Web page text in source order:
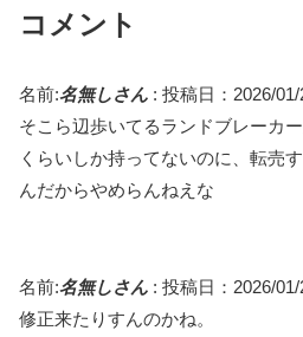
コメント
名前:名無しさん : 投稿日：2026/
そこら辺歩いてるランドブレーカ
くらいしか持ってないのに、転売
んだからやめらんねえな
名前:名無しさん : 投稿日：2026/
修正来たりすんのかね。